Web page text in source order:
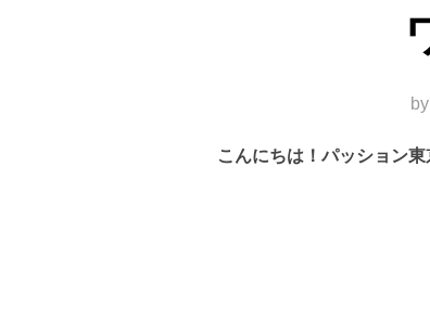
by
こんにちは！パッション